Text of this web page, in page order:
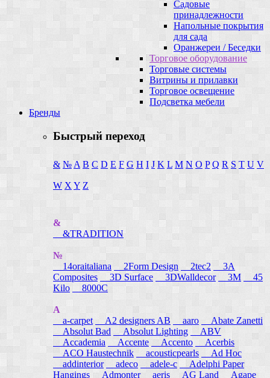
Садовые
принадлежности
Напольные покрытия
для сада
Оранжереи / Беседки
Торговое оборудование
Торговые системы
Витрины и прилавки
Торговое освещение
Подсветка мебели
Бренды
Быстрый переход
& № A B C D E F G H I J K L M N O P Q R S T U V
W X Y Z
&
&TRADITION
№
14oraitaliana
2Form Design 2tec2
3A
Composites
3D Surface 3DWalldecor 3M
45
Kilo
8000C
A
a-carpet
A2 designers AB aaro
Abate Zanetti
Absolut Bad
Absolut Lighting
ABV
Accademia
Accente Accento
Acerbis
ACO Haustechnik
acousticpearls
Ad Hoc
addinterior
adeco adele-c
Adelphi Paper
Hangings Admonter aeris AG Land Agape